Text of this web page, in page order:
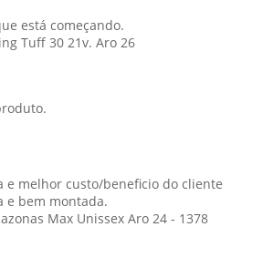
está começando.
Tuff 30 21v. Aro 26
e melhor custo/beneficio do cliente
e bem montada.
Max Unissex Aro 24 - 1378